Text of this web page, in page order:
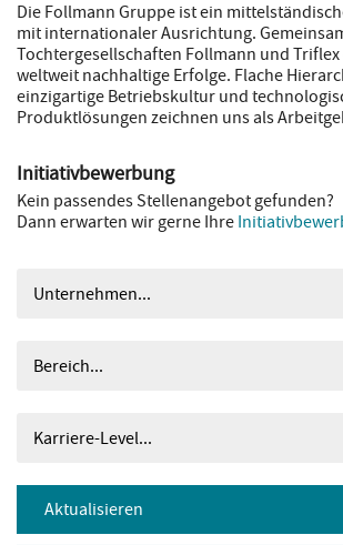
Die Follmann Gruppe ist ein
mit internationaler Ausrichtung.
Tochtergesellschaften Follmann und
weltweit nachhaltige Erfolge. Flache
einzigartige Betriebskultur und
Produktlösungen zeichnen uns als
Unternehmen...
Bereich...
Karriere-Level...
Aktualisieren
Initiativbewerbung
Kein passendes Stellenangebot gefunden?
Dann erwarten wir gerne Ihre